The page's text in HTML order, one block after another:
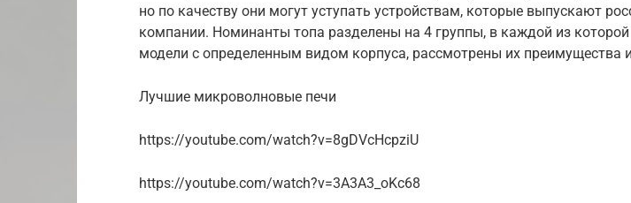
но по качеству они могут уступать устройствам, которые выпускают
компании. Номинанты топа разделены на 4 группы, в каждой из
модели с определенным видом корпуса, рассмотрены их преимущества
Лучшие микроволновые печи
https://youtube.com/watch?v=8gDVcHcpziU
https://youtube.com/watch?v=3A3A3_oKc68